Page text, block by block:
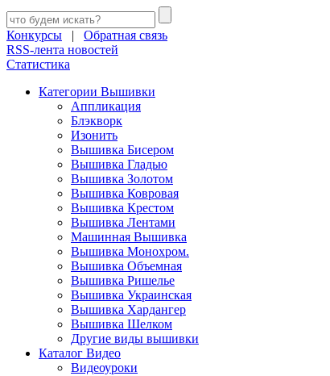
Конкурсы | Обратная связь
RSS-лента новостей
Статистика
Категории Вышивки
Аппликация
Блэкворк
Изонить
Вышивка Бисером
Вышивка Гладью
Вышивка Золотом
Вышивка Ковровая
Вышивка Крестом
Вышивка Лентами
Машинная Вышивка
Вышивка Монохром.
Вышивка Объемная
Вышивка Ришелье
Вышивка Украинская
Вышивка Хардангер
Вышивка Шелком
Другие виды вышивки
Каталог Видео
Видеоуроки